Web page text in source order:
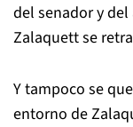
del senador y
Zalaquett se
Y tampoco se
entorno de